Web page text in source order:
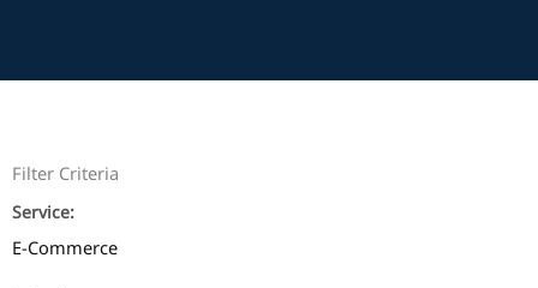
Filter Criteria
Service:
E-Commerce